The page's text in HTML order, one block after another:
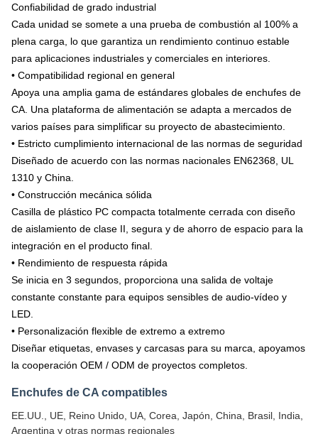
Confiabilidad de grado industrial
Cada unidad se somete a una prueba de combustión al 100% a
plena carga, lo que garantiza un rendimiento continuo estable
para aplicaciones industriales y comerciales en interiores.
• Compatibilidad regional en general
Apoya una amplia gama de estándares globales de enchufes de
CA. Una plataforma de alimentación se adapta a mercados de
varios países para simplificar su proyecto de abastecimiento.
• Estricto cumplimiento internacional de las normas de seguridad
Diseñado de acuerdo con las normas nacionales EN62368, UL
1310 y China.
• Construcción mecánica sólida
Casilla de plástico PC compacta totalmente cerrada con diseño
de aislamiento de clase II, segura y de ahorro de espacio para la
integración en el producto final.
• Rendimiento de respuesta rápida
Se inicia en 3 segundos, proporciona una salida de voltaje
constante constante para equipos sensibles de audio-vídeo y
LED.
• Personalización flexible de extremo a extremo
Diseñar etiquetas, envases y carcasas para su marca, apoyamos
la cooperación OEM / ODM de proyectos completos.
Enchufes de CA compatibles
EE.UU., UE, Reino Unido, UA, Corea, Japón, China, Brasil, India,
Argentina y otras normas regionales